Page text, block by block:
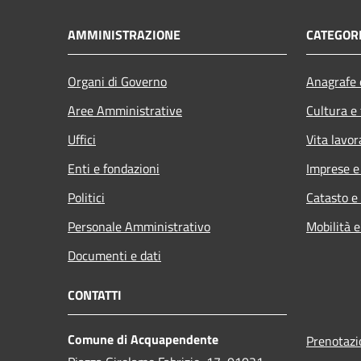
AMMINISTRAZIONE
Organi di Governo
Aree Amministrative
Uffici
Enti e fondazioni
Politici
Personale Amministrativo
Documenti e dati
Cultura
Vita
Imprese
Catasto
Mobilità
CONTATTI
Comune di Acquapendente